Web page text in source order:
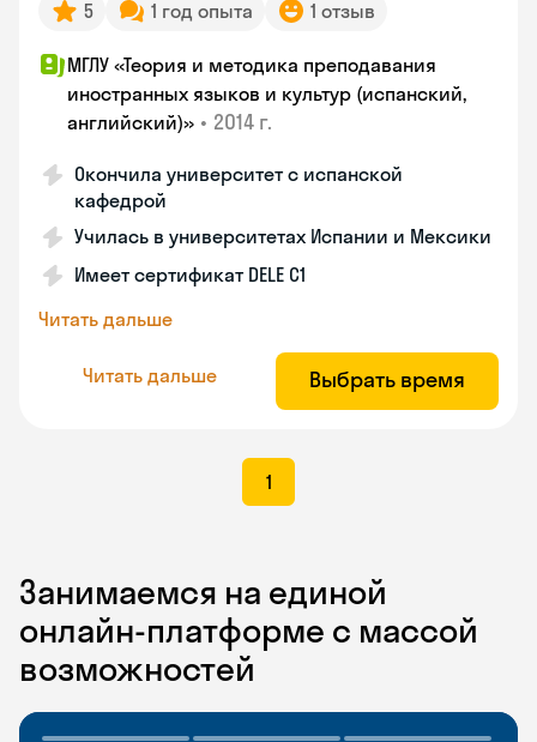
5 1 год опыта 1 отзыв
МГЛУ «Теория и методика преподавания
иностранных языков и культур (испанский,
английский)» • 2014 г.
Окончила университет с испанской
кафедрой
Училась в университетах Испании и Мексики
Имеет сертификат DELE C1
Читать дальше
Читать дальше Выбрать время
1
Занимаемся на единой
онлайн-платформе с массой
возможностей